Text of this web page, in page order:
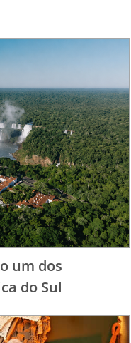
um dos
do Sul